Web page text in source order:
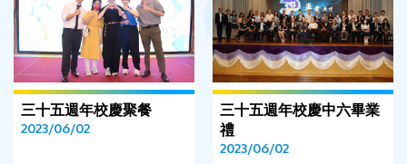
三十五週年校慶聚餐
2023/06/02
三十五週年校慶中六畢業
禮
2023/06/02